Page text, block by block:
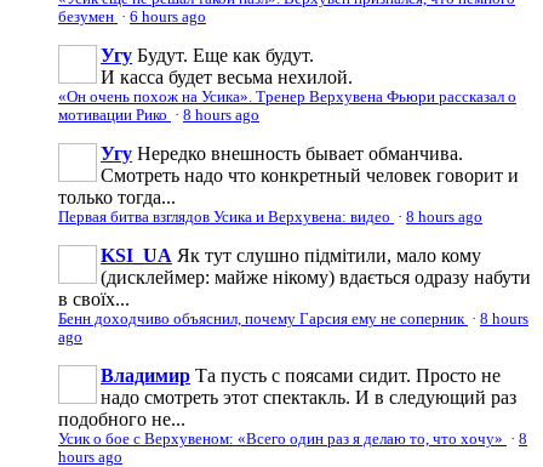
безумен · 6 hours ago
Угу Будут. Еще как будут.
И касса будет весьма нехилой.
«Он очень похож на Усика». Тренер Верхувена Фьюри рассказал о
мотивации Рико · 8 hours ago
Угу Нередко внешность бывает обманчива.
Смотреть надо что конкретный человек говорит и
только тогда...
Первая битва взглядов Усика и Верхувена: видео · 8 hours ago
KSI_UA Як тут слушно підмітили, мало кому
(дисклеймер: майже нікому) вдається одразу набути
в своїх...
Бенн доходчиво объяснил, почему Гарсия ему не соперник · 8 hours
ago
Владимир Та пусть с поясами сидит. Просто не
надо смотреть этот спектакль. И в следующий раз
подобного не...
Усик о бое с Верхувеном: «Всего один раз я делаю то, что хочу» · 8
hours ago